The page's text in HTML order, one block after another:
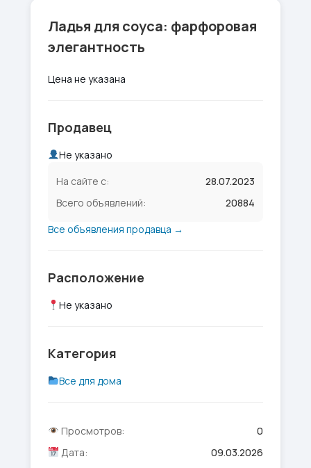
Ладья для соуса: фарфоровая
элегантность
Цена не указана
Продавец
Не указано
На сайте с:
28.07.2023
Всего объявлений:
20884
Все объявления продавца →
Расположение
Не указано
Категория
Все для дома
Просмотров:
0
Дата:
09.03.2026